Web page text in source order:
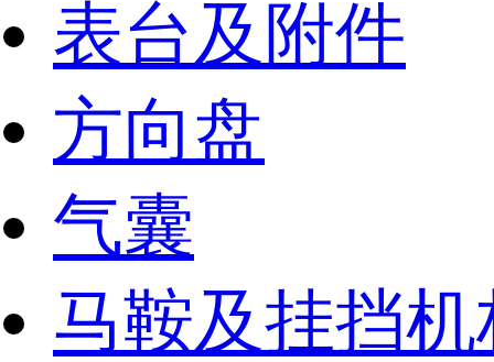
表台及附件
方向盘
气囊
马鞍及挂挡机